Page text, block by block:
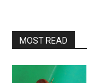
MOST READ